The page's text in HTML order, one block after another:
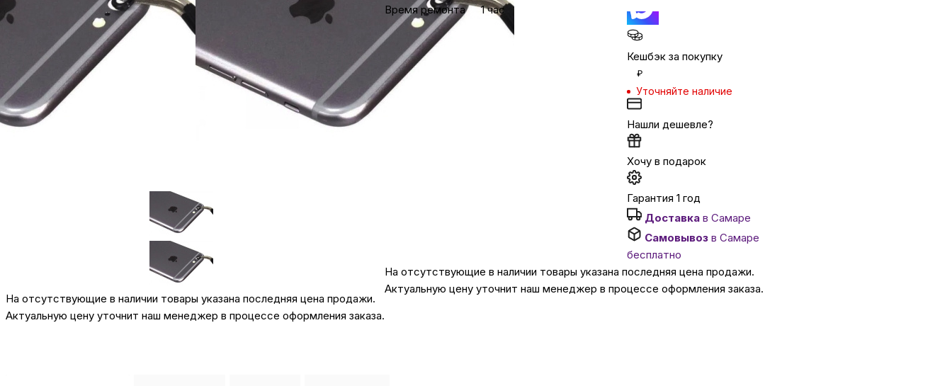
Для дома и дачи
Для домашних питомцев
Умный дом и безопасность
Автомобильные аксессуары
На отсутствующие в наличии товары указана последняя цена продажи.
Актуальную цену уточнит наш менеджер в процессе оформления заказа.
Время ремонта
1 час
Кешбэк за покупку
₽
Уточняйте наличие
Нашли дешевле?
Хочу в подарок
Гарантия 1 год
Доставкав Самаре
Самовывозв Самаре
бесплатно
На отсутствующие в наличии товары указана последняя цена продажи.
Актуальную цену уточнит наш менеджер в процессе оформления заказа.